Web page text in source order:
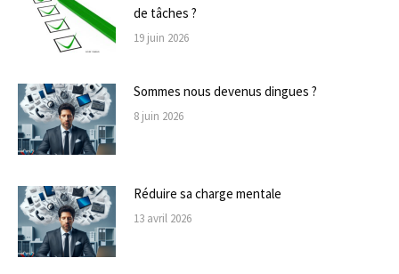
de tâches ?
19 juin 2026
Sommes nous devenus dingues ?
8 juin 2026
Réduire sa charge mentale
13 avril 2026